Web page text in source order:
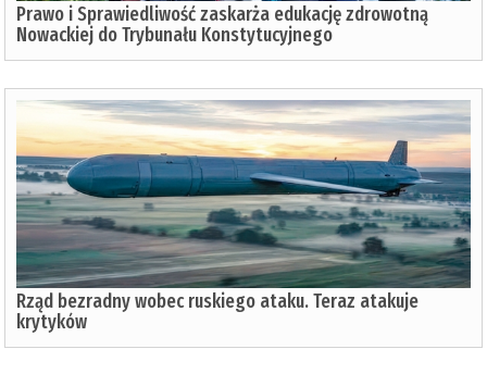
Prawo i Sprawiedliwość zaskarża edukację zdrowotną
Nowackiej do Trybunału Konstytucyjnego
Rząd bezradny wobec ruskiego ataku. Teraz atakuje
krytyków